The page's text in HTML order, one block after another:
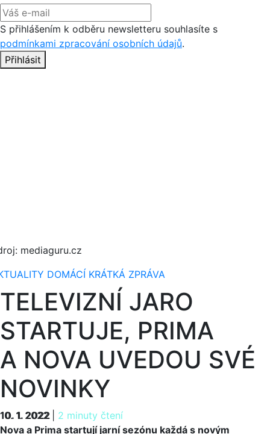
S přihlášením k odběru newsletteru souhlasíte s
podmínkami zpracování osobních údajů.
Přihlásit
mediaguru.cz
DOMÁCÍ KRÁTKÁ ZPRÁVA
TELEVIZNÍ JARO
STARTUJE, PRIMA
A NOVA UVEDOU SVÉ
NOVINKY
10. 1. 2022 2 minuty čtení
10. 1. 2022
Nova a Prima startují jarní sezónu každá s novým